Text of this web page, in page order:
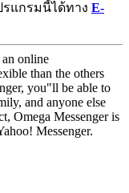
แกรมนี้ได้ทาง E-
an online
than the others
you"ll be able to
and anyone else
Omega Messenger is
Messenger.